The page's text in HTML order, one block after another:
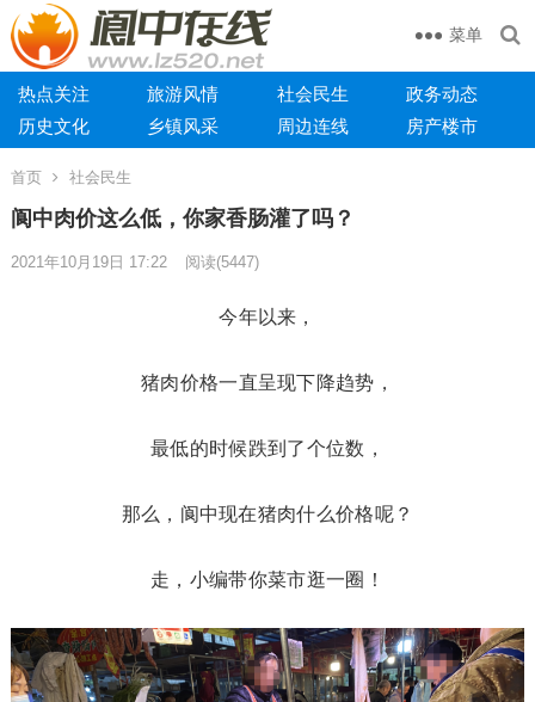
菜单
热点关注 旅游风情 社会民生
政务动态
历史文化
乡镇风采 周边连线 房产楼市
首页 社会民生
阆中肉价这么低，你家香肠灌了吗？
2021年10月19日 17:22 阅读(5447)
今年以来，
猪肉价格一直呈现下降趋势，
最低的时候跌到了个位数，
那么，阆中现在猪肉什么价格呢？
走，小编带你菜市逛一圈！